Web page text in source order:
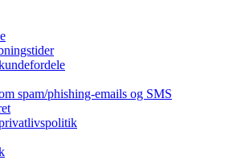
spam/phishing-emails og SMS